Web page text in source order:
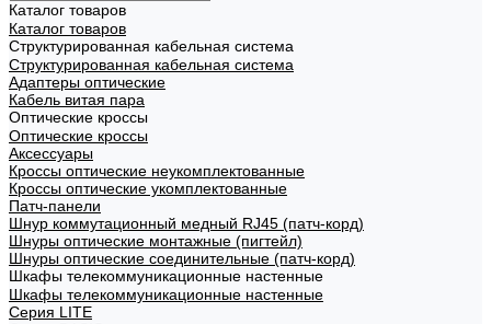
Каталог товаров
Каталог товаров
Структурированная кабельная система
Структурированная кабельная система
Адаптеры оптические
Кабель витая пара
Оптические кроссы
Оптические кроссы
Аксессуары
Кроссы оптические неукомплектованные
Кроссы оптические укомплектованные
Патч-панели
Шнур коммутационный медный RJ45 (патч-корд)
Шнуры оптические монтажные (пигтейл)
Шнуры оптические соединительные (патч-корд)
Шкафы телекоммуникационные настенные
Шкафы телекоммуникационные настенные
Cерия LITE